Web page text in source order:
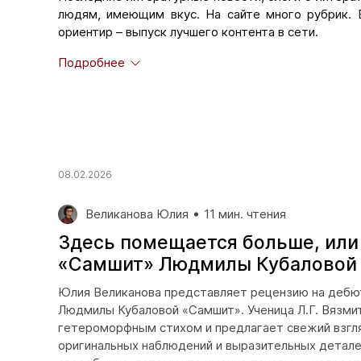
людям, имеющим вкус. На сайте много рубрик.
ориентир – выпуск лучшего контента в сети.
можно ознакомиться
Многие из них получили не только общение с
Подробнее
08.02.2026
Великанова Юлия 11 мин. чтения
Здесь помещается больше,
«Самшит» Людмилы Кубаловой
Юлия Великанова представляет рецензию на
Людмилы Кубаловой «Самшит». Ученица Л.Г.
гетероморфным стихом и предлагает свежий
оригинальных наблюдений и выразительных